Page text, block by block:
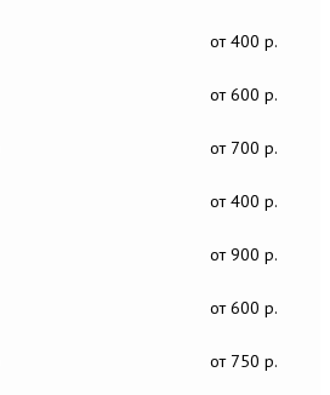
от 400 р.
от 600 р.
от 700 р.
от 400 р.
от 900 р.
от 600 р.
от 750 р.